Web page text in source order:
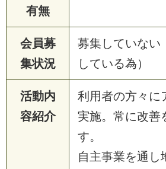
有無
会員募
集状況
募集していない
している為）
活動内
容紹介
利用者の方々に
実施。常に改善
す。
自主事業を通し